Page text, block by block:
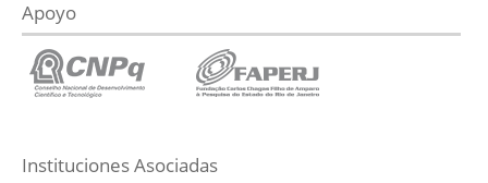
Apoyo
Instituciones Asociadas